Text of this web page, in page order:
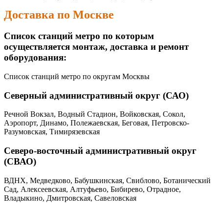
Доставка по Москве
Список станций метро по которым
осуществляется монтаж, доставка и ремонт
оборудования:
Список станций метро по округам Москвы
Северный административный округ (САО)
Речной Вокзал, Водный Стадион, Войковская, Сокол,
Аэропорт, Динамо, Полежаевская, Беговая, Петровско-
Разумовская, Тимирязевская
Северо-восточный административный округ
(СВАО)
ВДНХ, Медведково, Бабушкинская, Свиблово, Ботанический
Сад, Алексеевская, Алтуфьево, Бибирево, Отрадное,
Владыкино, Дмитровская, Савеловская